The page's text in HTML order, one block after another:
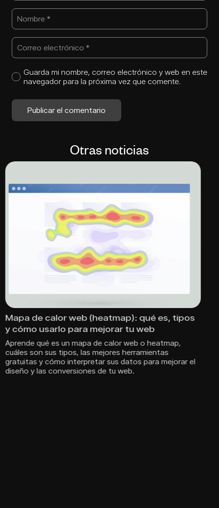
Guarda mi nombre, correo electrónico y web en este
navegador para la próxima vez que comente.
Publicar el comentario
Otras noticias
Solbyte apoya la IV Carrera Solidaria de
Fundación Olivares
La IV Carrera Solidaria de Fundación Olivares cierra con
una edición histórica La cuarta edición de la Carrera
Solidaria de Fundación Olivares ha vuelto a demostrar la
capacidad de movilización…